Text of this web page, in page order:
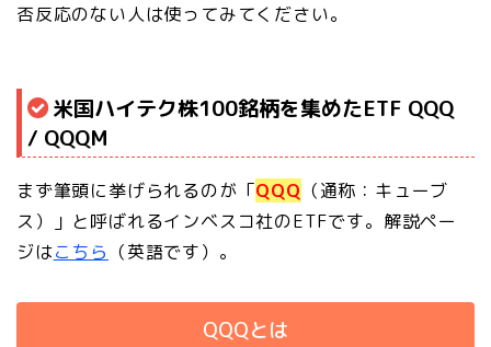
否反応のない人は使ってみてください。
米国ハイテク株100銘柄を集めたETF QQQ
/ QQQM
まず筆頭に挙げられるのが「QQQ （通称：キューブ
ス）」と呼ばれるインベスコ社のETFです。解説ペー
ジはこちら （英語です）。
QQQとは